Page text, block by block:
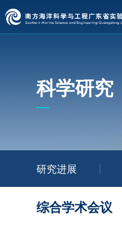
科学研究
研究进展
综合学术会议